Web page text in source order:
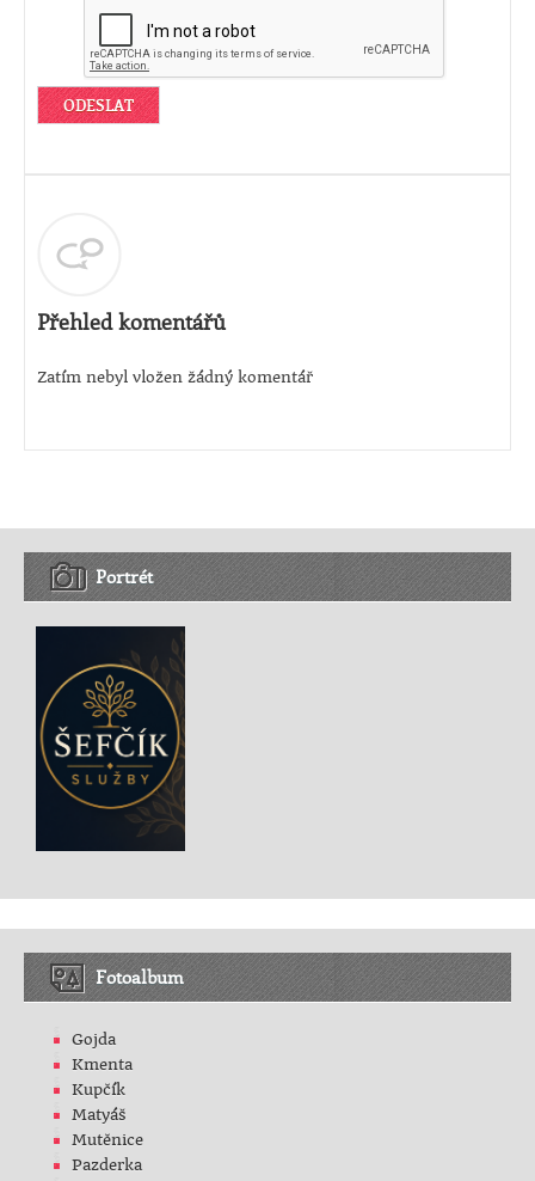
Přehled komentářů
Zatím nebyl vložen žádný komentář
Portrét
Fotoalbum
Gojda
Kmenta
Kupčík
Matyáš
Mutěnice
Pazderka